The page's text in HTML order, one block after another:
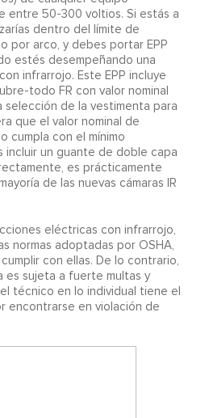
entre 50-300 voltios. Si estás a
dentro del límite de
por arco, y debes portar EPP
estés desempeñando una
infrarrojo. Este EPP incluye
todo FR con valor nominal
selección de la vestimenta para
que el valor nominal de
cumpla con el mínimo
incluir un guante de doble capa
es prácticamente
de las nuevas cámaras IR
eléctricas con infrarrojo,
normas adoptadas por OSHA,
con ellas. De lo contrario,
es sujeta a fuerte multas y
técnico en lo individual tiene el
encontrarse en violación de